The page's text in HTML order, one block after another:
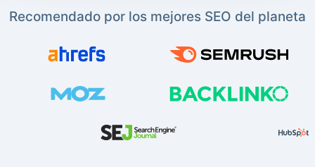
Recomendado por los mejores SEO del planeta